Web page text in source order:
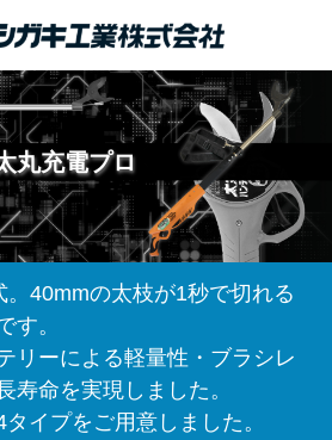
丸充電プロ
40mmの太枝が1秒で切れる
す。
リーによる軽量性・ブラシレ
寿命を実現しました。
イプをご用意しました。